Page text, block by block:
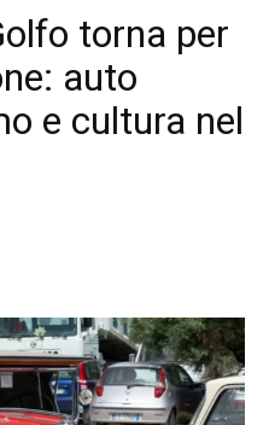
torna per
auto
e cultura nel